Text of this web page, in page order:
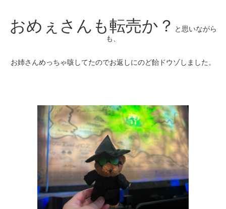
おめぇさんも転売か？
と思いながら
も、
お姉さんめっちゃ咳してたのでお返しにのど飴ドウゾしました。